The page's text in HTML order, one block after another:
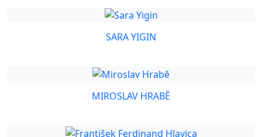
SARA YIGIN
MIROSLAV HRABĚ